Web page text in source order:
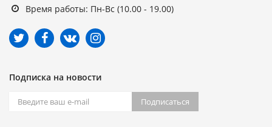
Время работы: Пн-Вс (10.00 - 19.00)
Подписка на новости
Подписаться